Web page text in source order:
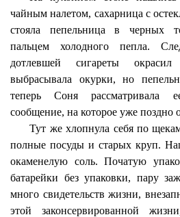
чайным налетом, сахарница с
стояла пепельница в черных
пальцем холодного пепла.
дотлевшей сигареты
выбрасывала окурки, но
теперь Соня рассматривала
сообщение, на которое уже поздно
Тут же хлопнула себя по
полные посуды и старых круп.
окаменелую соль. Початую
батарейки без упаковки, пару
много свидетельств жизни,
этой законсервированной